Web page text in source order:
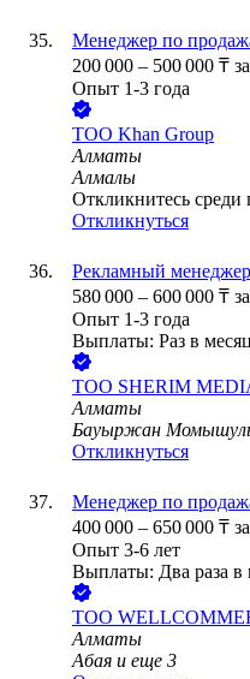
Менеджер по
200 000 – 500 000 ₸
Опыт 1-3 года
ТОО Khan Group
Алматы
Алмалы
Откликнитесь среди
Откликнуться
Рекламный менеджер
580 000 – 600 000 ₸
Опыт 1-3 года
Выплаты: Раз в месяц
ТОО SHERIM
Алматы
Бауыржан
Откликнуться
Менеджер по
400 000 – 650 000 ₸
Опыт 3-6 лет
Выплаты: Два раза в
ТОО
Алматы
Абая и еще 3